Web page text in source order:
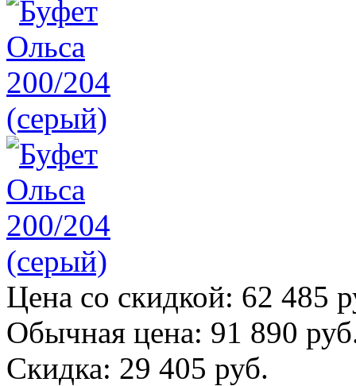
Цена со скидкой: 62 485
Обычная цена: 91 890
Скидка: 29 405 руб.